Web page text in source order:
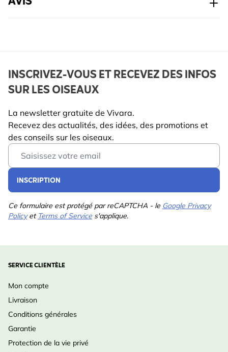
Design réfléchi et respectueux des oiseaux : conçu
pour offrir confort et protection pendant la saison de
POURQUOI CHOISIR VIVARA ?
Les nichoirs Vivara sont développés avec des experts
de la faune et conçus pour être sûrs, pratiques et
agréables, pour les oiseaux comme pour les
personnes.
INSCRIVEZ-VOUS ET RECEVEZ DES INFOS
SUR LES OISEAUX
La newsletter gratuite de Vivara.
Recevez des actualités, des idées, des promotions et
des conseils sur les oiseaux.
Email Address
INSCRIPTION
Ce formulaire est protégé par reCAPTCHA - le Google Privacy
Policyet Terms of Service s'applique.
SERVICE CLIENTÈLE
Mon compte
Livraison
Conditions générales
Garantie
Protection de la vie privé